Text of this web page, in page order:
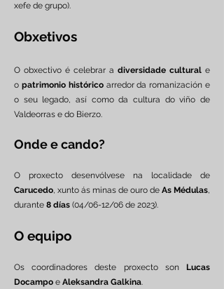
xefe de grupo).
Obxetivos
O obxectivo é celebrar a diversidade cultural e
o patrimonio histórico arredor da romanización e
o seu legado, así como da cultura do viño de
Valdeorras e do Bierzo.
Onde e cando?
O proxecto desenvólvese na localidade de
Carucedo, xunto ás minas de ouro de As Médulas,
durante 8 días (04/06-12/06 de 2023).
O equipo
Os coordinadores deste proxecto son Lucas
Docampo e Aleksandra Galkina.